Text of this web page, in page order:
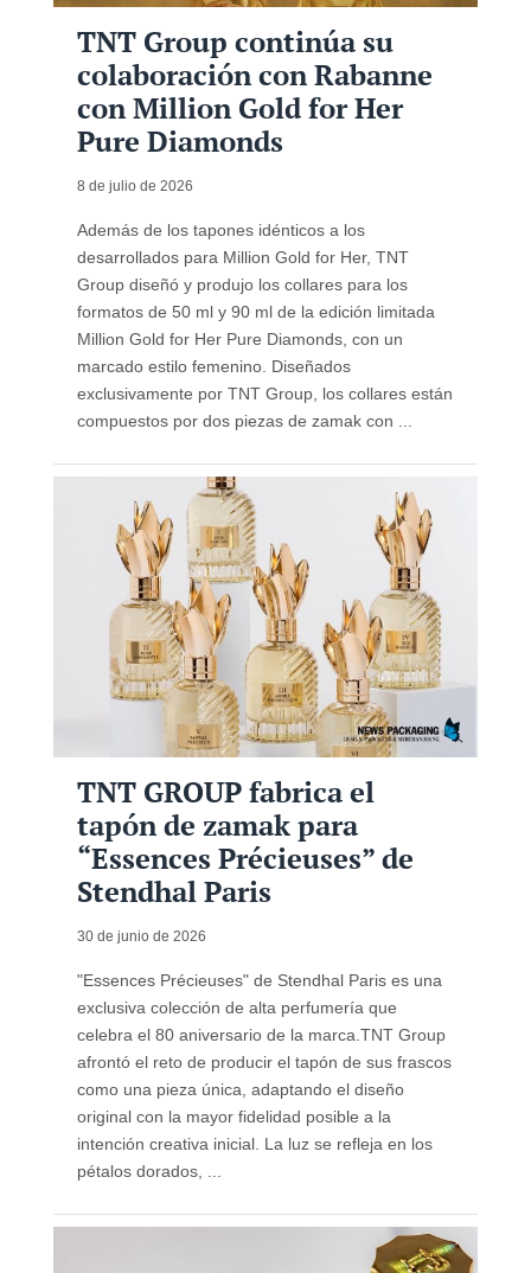
TNT Group continúa su
colaboración con Rabanne
con Million Gold for Her
Pure Diamonds
8 de julio de 2026
Además de los tapones idénticos a los
desarrollados para Million Gold for Her, TNT
Group diseñó y produjo los collares para los
formatos de 50 ml y 90 ml de la edición limitada
Million Gold for Her Pure Diamonds, con un
marcado estilo femenino. Diseñados
exclusivamente por TNT Group, los collares están
compuestos por dos piezas de zamak con ...
TNT GROUP fabrica el
tapón de zamak para
“Essences Précieuses” de
Stendhal Paris
30 de junio de 2026
"Essences Précieuses" de Stendhal Paris es una
exclusiva colección de alta perfumería que
celebra el 80 aniversario de la marca.TNT Group
afrontó el reto de producir el tapón de sus frascos
como una pieza única, adaptando el diseño
original con la mayor fidelidad posible a la
intención creativa inicial. La luz se refleja en los
pétalos dorados, ...